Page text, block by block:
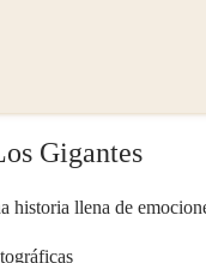
Gigantes
historia llena de